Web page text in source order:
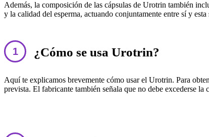
Además, la composición de las cápsulas de Urotrin también
y la calidad del esperma, actuando conjuntamente entre sí y
¿Cómo se usa Urotrin?
Aquí te explicamos brevemente cómo usar el Urotrin. Para
prevista. El fabricante también señala que no debe excederse la